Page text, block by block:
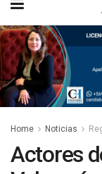
Home Noticias
Actores